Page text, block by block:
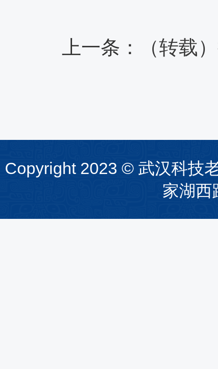
上一条： （转载
Copyright 2023 © 武汉科技
家湖西